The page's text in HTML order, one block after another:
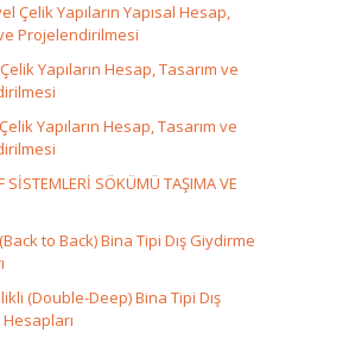
Çelik Yapıların Yapısal Hesap,
Projelendirilmesi
Yapıların Hesap, Tasarım ve
Yapıların Hesap, Tasarım ve
SİSTEMLERİ SÖKÜMÜ TAŞIMA VE
(Back to Back) Bina Tipi Dış Giydirme
(Double-Deep) Bina Tipi Dış